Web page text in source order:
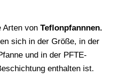
Arten von Teflonpfannnen.
sich in der Größe, in der
und in der PFTE-
enthalten ist.